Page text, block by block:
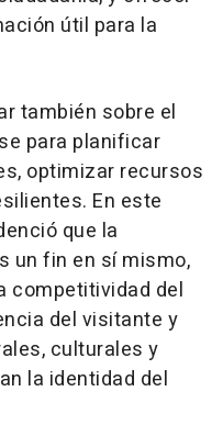
útil para la
también sobre el
para planificar
optimizar recursos
En este
que la
un fin en sí mismo,
competitividad del
del visitante y
culturales y
la identidad del